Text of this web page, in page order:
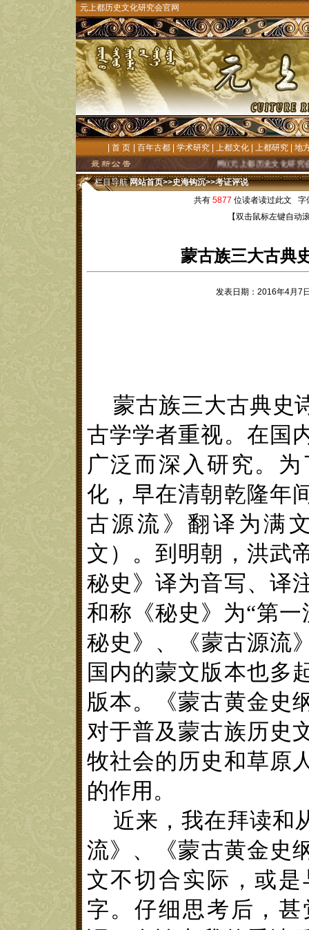
元上都历史文化研究会官网
首 页 百年古都 学术研究 上都文化 上都研究
地
文化研究的殷切关注和大力支持!"元上都文化"网((元上都历史文化研究会官网)历
栏目导航 网站首页>>史海钩沉>>考证评说
共有 5877 位读者读过此文 字
【双击鼠标左键自
蒙古族三大古典
发表日期：2016年4月
蒙古族三大古典史
古学学者重视。在国
广泛而深入研究。
化，早在清朝 乾隆年
古源流 》翻译为满
文 ） 。到明朝， 洪武
秘史 》译为音写、译
和称 《秘史 》 为“第一
秘史 》 、 《蒙古源流
国内的蒙文版本也多
版本。
《蒙古黄金史
对于普及蒙古族历史
牧社会的历史和草原
的作用。
近来，我在拜读和
流》 、 《蒙古黄金史
文不切合实际，或
字。仔细思考后，